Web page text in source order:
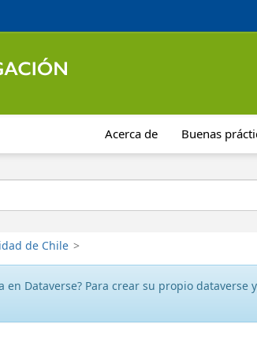
Acerca de Buenas
de Chile >
en Dataverse? Para crear su propio